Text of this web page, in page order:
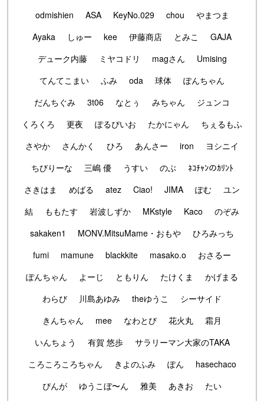
odmishien
ASA KeyNo.029 chou
やまつま
Ayaka
しゅー kee 伊藤商店 とみこ
GAJA
デューク内藤
ミヤコドリ magさん
Umising
てんてこまい
ふみ oda 球体
ぽんちゃん
だんちぐみ
3t06 なとぅ みちゃん
ジュンコ
くろくろ
更夜 ぽるぴいお たかにゃん
ちぇるもふ
さやか
さんかく ひろ あんさー iron
ヨシニイ
ちびりーな
三嶋 優 うすい のぶ
ﾈｺﾁｬﾝのｶﾘﾝﾄ
さきはま
めばる atez Ciao! JIMA ぽむ
ユン
結
ももたす 岩波しずか MKstyle Kaco
のぞみ
sakaken1
MONV.MitsuMame・おもや
ひろみっち
fumi
mamune blackkite masako.o
おさるー
ぽんちゃん
よーじ ともりん たけくま
かげまる
わらび
川島あゆみ theゆうこ
シーサイド
きんちゃん
mee なわとび 花火丸
霜月
いんちょう
有賀 悠歩
サラリーマン大家のTAKA
ころころころちゃん
きよのふみ ぽん
hasechaco
ぴんが
ゆうこぼ〜ん 雅美 あきお
たい